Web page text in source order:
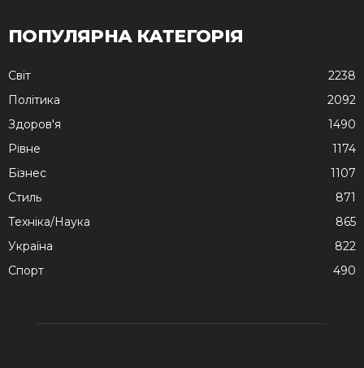
ПОПУЛЯРНА КАТЕГОРІЯ
Cвіт
2238
Політика
2092
Здоров'я
1490
Рівне
1174
Бізнес
1107
Стиль
871
Техніка/Наука
865
Україна
822
Спорт
490